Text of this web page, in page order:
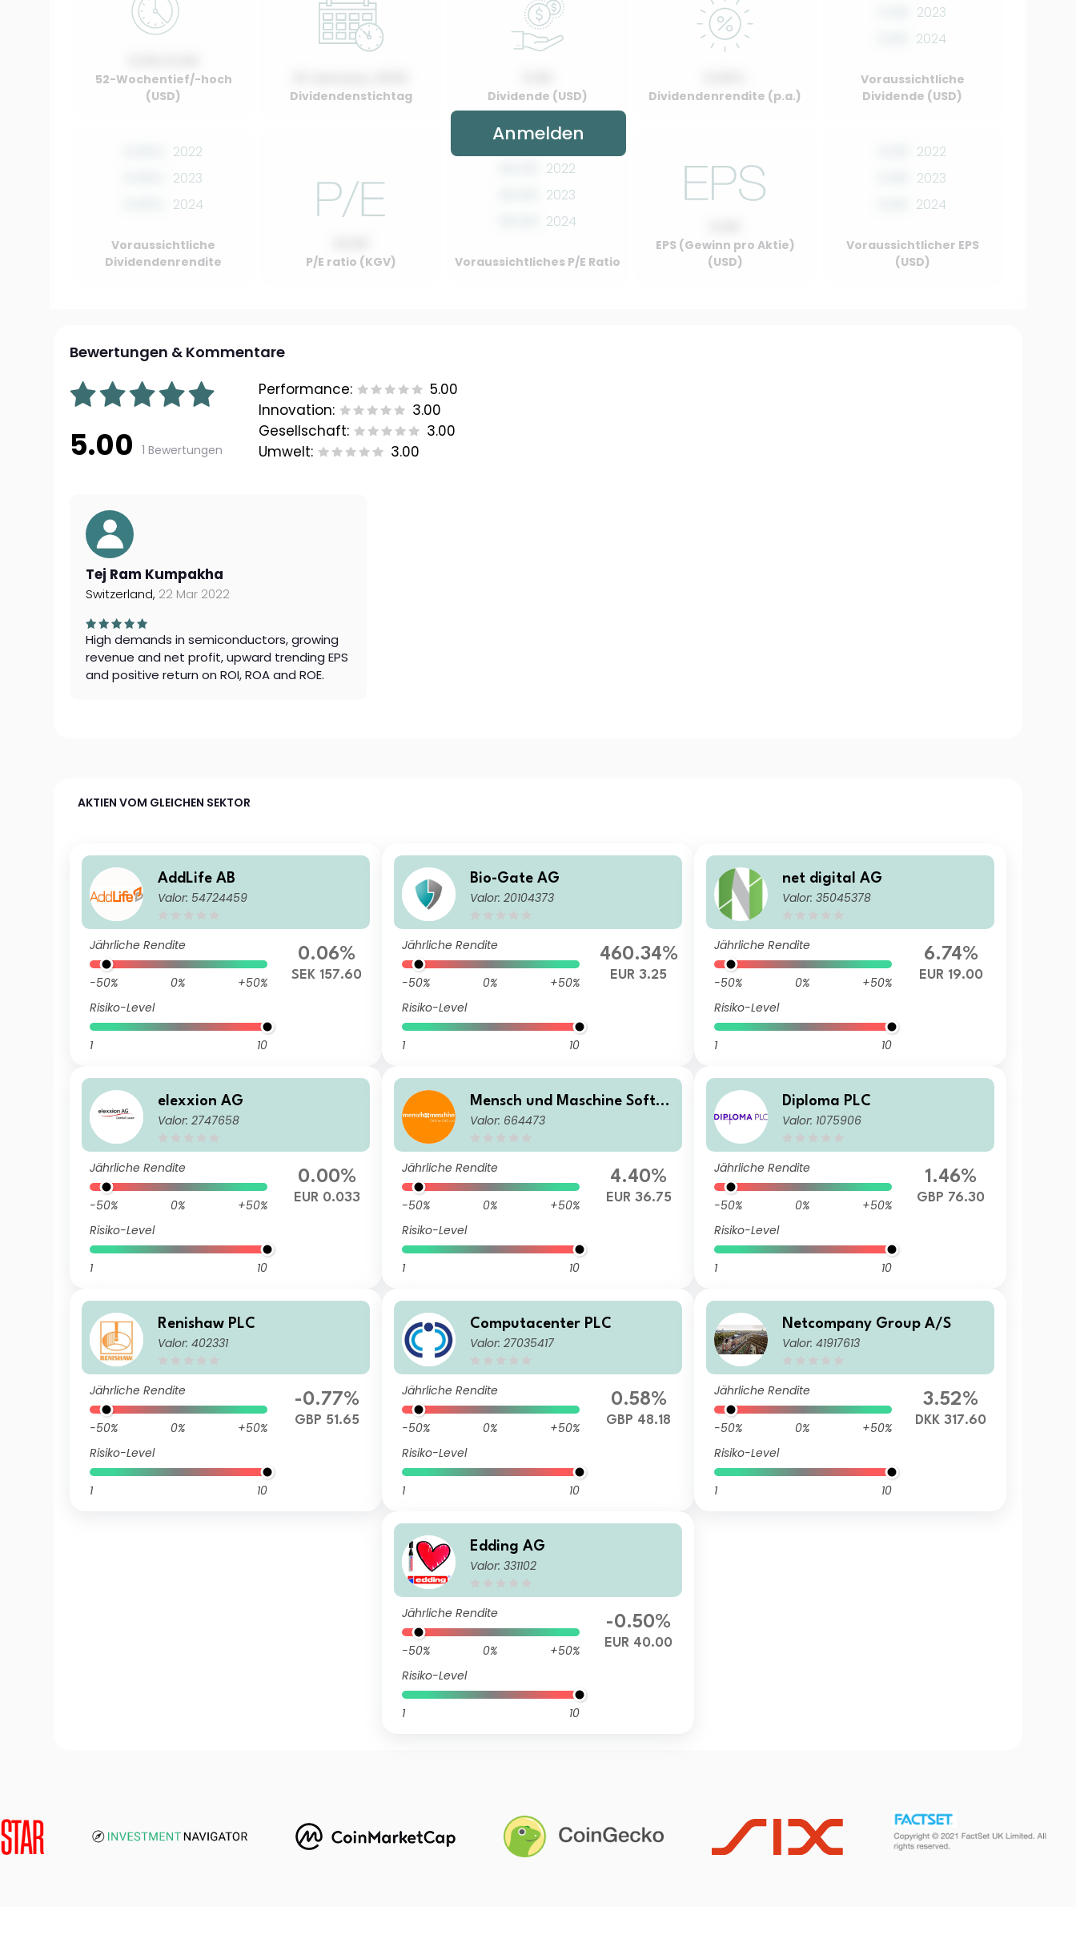
52-Wochentief/-hoch
(USD)
Dividendenstichtag Dividende (USD) Dividendenrendite (p.a.)
2023
2024
Voraussichtliche
Dividende (USD)
2022
2023
2024
Voraussichtliche
Dividendenrendite
P/E ratio (KGV)
2022
2023
2024
Voraussichtliches P/E Ratio
EPS (Gewinn pro Aktie)
(USD)
2022
2023
2024
Voraussichtlicher EPS
(USD)
Anmelden
Bewertungen & Kommentare
5.00 1 Bewertungen
Performance:
5.00
Innovation:
3.00
Gesellschaft:
3.00
Umwelt:
3.00
Tej Ram Kumpakha
Switzerland, 22 Mar 2022
High demands in semiconductors, growing
revenue and net profit, upward trending EPS
and positive return on ROI, ROA and ROE.
AKTIEN VOM GLEICHEN SEKTOR
AddLife AB
Valor: 54724459
Jährliche Rendite
-50% 0%
+50%
Risiko-Level
1 10
0.06%
SEK 157.60
Bio-Gate AG
Valor: 20104373
Jährliche Rendite
-50% 0%
+50%
Risiko-Level
1 10
460.34%
EUR 3.25
net digital AG
Valor: 35045378
Jährliche Rendite
-50% 0%
+50%
Risiko-Level
1 10
6.74%
EUR 19.00
elexxion AG
Valor: 2747658
Jährliche Rendite
-50% 0%
+50%
Risiko-Level
1 10
0.00%
EUR 0.033
Mensch und Maschine Softw
are SE
Valor: 664473
Jährliche Rendite
-50% 0%
+50%
Risiko-Level
1 10
4.40%
EUR 36.75
Diploma PLC
Valor: 1075906
Jährliche Rendite
-50% 0%
+50%
Risiko-Level
1 10
1.46%
GBP 76.30
Renishaw PLC
Valor: 402331
Jährliche Rendite
-50% 0%
+50%
Risiko-Level
1 10
-0.77%
GBP 51.65
Computacenter PLC
Valor: 27035417
Jährliche Rendite
-50% 0%
+50%
Risiko-Level
1 10
0.58%
GBP 48.18
Netcompany Group A/S
Valor: 41917613
Jährliche Rendite
-50% 0%
+50%
Risiko-Level
1 10
3.52%
DKK 317.60
Edding AG
Valor: 331102
Jährliche Rendite
-50% 0%
+50%
Risiko-Level
1 10
-0.50%
EUR 40.00